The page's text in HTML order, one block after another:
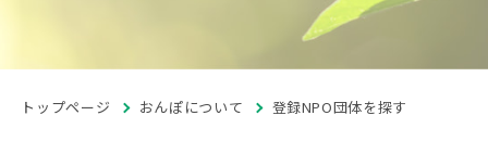
トップページ おんぽについて 登録NPO団体を探す